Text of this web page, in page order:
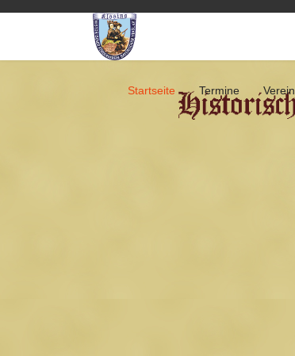
Startseite Termine Verein